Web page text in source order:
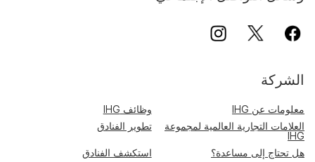
الشركة
معلومات عن IHG
وظائف IHG
العلامات التجارية العالمية لمجموعة
IHG
تطوير الفنادق
هل تحتاج إلى مساعدة؟
استكشف الفنادق